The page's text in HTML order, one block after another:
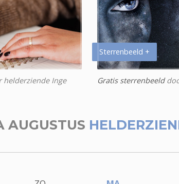
helderziende Inge
Sterrenbeeld +
Gratis sterrenbeeld
AUGUSTUS